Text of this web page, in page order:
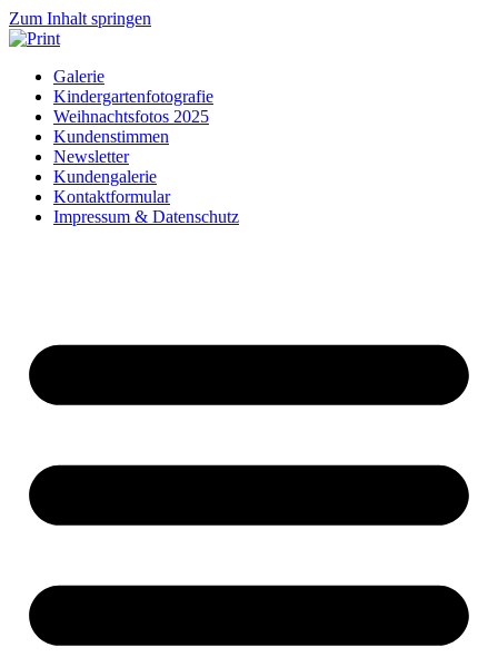
Zum Inhalt springen
Galerie
Kindergartenfotografie
Weihnachtsfotos 2025
Kundenstimmen
Newsletter
Kundengalerie
Kontaktformular
Impressum & Datenschutz